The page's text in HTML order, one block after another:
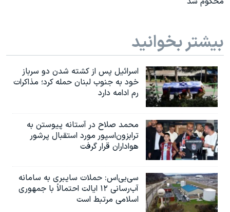
بیشتر بخوانید
اسرائیل پس از کشته شدن دو سرباز
خود به جنوب لبنان حمله کرد؛ مذاکرات
رم ادامه دارد
محمد صلاح در آستانه پیوستن به
ترابزون‌اسپور مورد استقبال پرشور
هواداران قرار گرفت
سی‌بی‌اس: حملات سایبری به سامانه
آب‌رسانی ۱۲ ایالت احتمالاً با جمهوری
اسلامی مرتبط است